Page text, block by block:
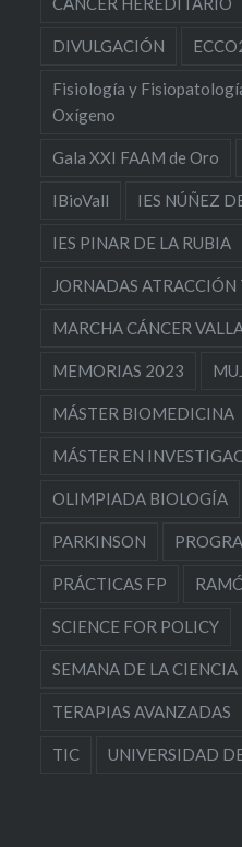
DIVULGACIÓN
Fisiología y
Oxígeno
Gala XXI FAAM de Oro
IBioVall IES NÚÑEZ
IES PINAR DE LA RUBIA
JORNADAS ATRACCIÓN
MARCHA CÁNCER
MEMORIAS 2023
MÁSTER BIOMEDICINA
MÁSTER EN
OLIMPIADA BIOLOGÍA
PARKINSON
PRÁCTICAS FP
SCIENCE FOR POLICY
SEMANA DE LA CIENCIA
TERAPIAS AVANZADAS
TIC UNIVERSIDAD